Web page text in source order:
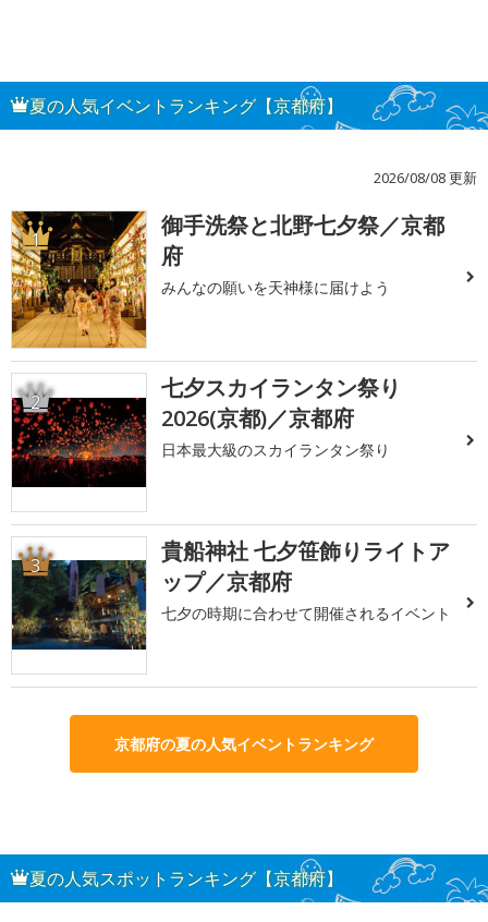
夏の人気イベントランキング【京都府】
2026/08/08 更新
1
御手洗祭と北野七夕祭／京都
府
みんなの願いを天神様に届けよう
2
七夕スカイランタン祭り
2026(京都)／京都府
日本最大級のスカイランタン祭り
3
貴船神社 七夕笹飾りライトア
ップ／京都府
七夕の時期に合わせて開催されるイベント
京都府の夏の人気イベントランキング
夏の人気スポットランキング【京都府】